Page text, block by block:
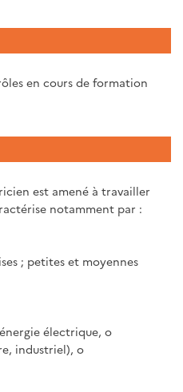
en cours de formation
est amené à travailler
notamment par :
; petites et moyennes
électrique, o
industriel), o